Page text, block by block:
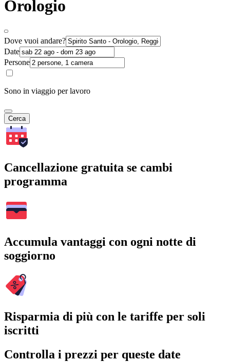
Orologio
Dove vuoi andare?
Date
Persone
Sono in viaggio per lavoro
Cerca
Cancellazione gratuita se cambi
programma
Accumula vantaggi con ogni notte di
soggiorno
Risparmia di più con le tariffe per soli
iscritti
Controlla i prezzi per queste date